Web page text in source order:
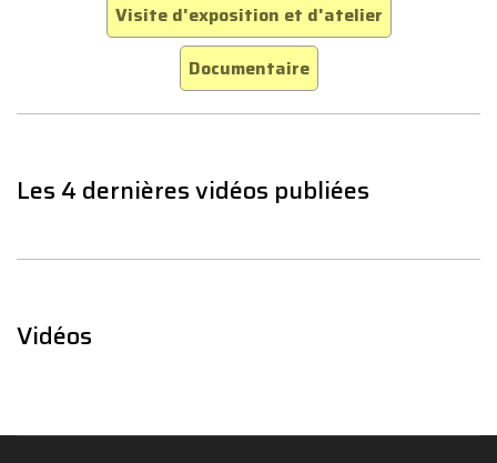
Visite d'exposition et d'atelier
Documentaire
Les 4 dernières vidéos publiées
Vidéos